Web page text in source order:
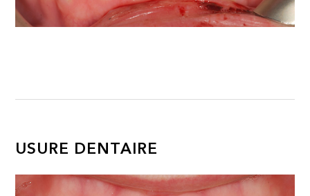
USURE DENTAIRE